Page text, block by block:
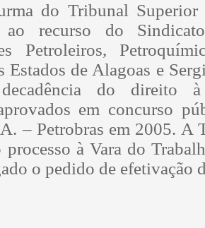
do Tribunal
ao recurso do
Petroleiros,
Estados de Alagoas e
do direito à
em concurso
– Petrobras em 2005. A
à Vara do
o pedido de efetivação